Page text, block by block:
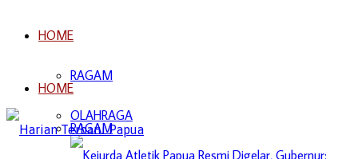
HOME
RAGAM
OLAHRAGA
HOME
RAGAM